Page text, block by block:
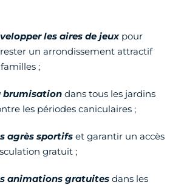
les aires de jeuxpour
un arrondissement attractif
;
brumisation dans tous les jardins
les périodes caniculaires ;
agrès sportifs et garantir un accès
gratuit ;
animations gratuites dans les